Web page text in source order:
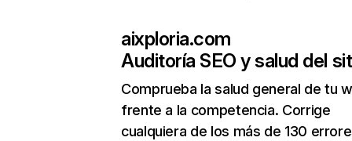
aixploria.com
Auditoría SEO y salud del
Comprueba la salud general de tu
frente a la competencia. Corrige
cualquiera de los más de 130